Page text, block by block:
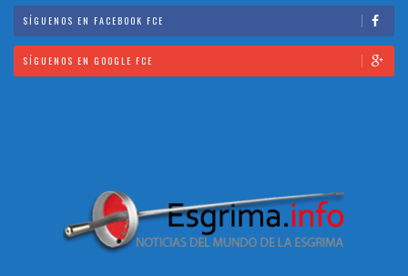
SÍGUENOS EN FACEBOOK FCE
SÍGUENOS EN GOOGLE FCE